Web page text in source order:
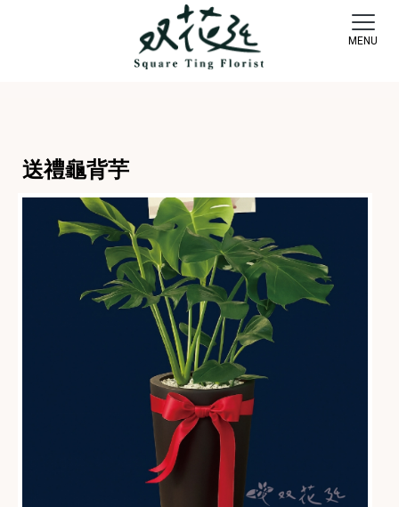
送禮龜背芋